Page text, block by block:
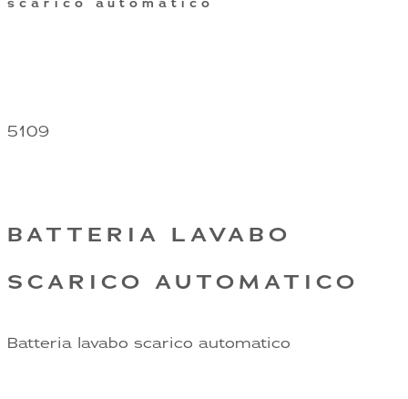
scarico automatico
5109
BATTERIA LAVABO
SCARICO AUTOMATICO
Batteria lavabo scarico automatico